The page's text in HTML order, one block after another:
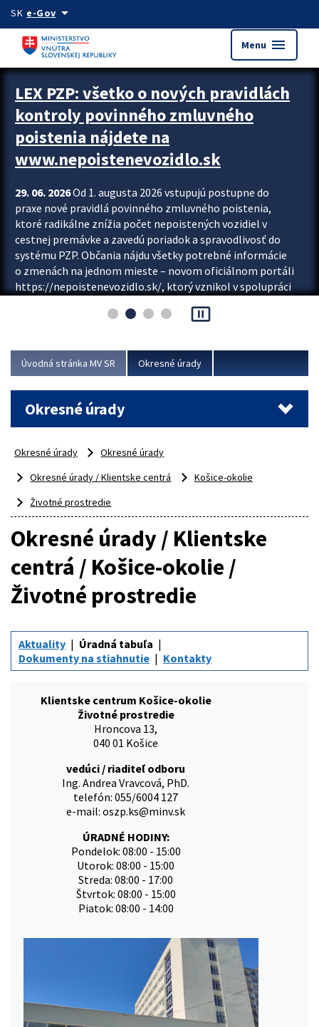
Preskocit na hlavný obsah
SK e-Govarrow_drop_down
Menu menu
Zastavit automatický posun upútavok
LEX PZP: všetko o nových pravidlách
kontroly povinného zmluvného
poistenia nájdete na
www.nepoistenevozidlo.sk
29. 06. 2026Od 1. augusta 2026 vstupujú postupne do
praxe nové pravidlá povinného zmluvného poistenia,
ktoré radikálne znížia počet nepoistených vozidiel v
cestnej premávke a zavedú poriadok a spravodlivosť do
systému PZP. Občania nájdu všetky potrebné informácie
o zmenách na jednom mieste – novom oficiálnom portáli
https://nepoistenevozidlo.sk/, ktorý vznikol v spolupráci
asociácie poisťovní (SLASPO) a Ministerstva vnútra SR.
Viac
pause_presentation
Úvodná stránka MV SR Okresné úrady
Okresné úrady
Okresné úrady
Okresné úrady
Okresné úrady / Klientske centrá
Košice-okolie
Životné prostredie
Okresné úrady / Klientske
centrá / Košice-okolie /
Životné prostredie
Aktuality
Úradná tabuľa
Dokumenty na stiahnutie
Kontakty
Klientske centrum Košice-okolie
Životné prostredie
Hroncova 13,
040 01 Košice
vedúci / riaditeľ odboru
Ing. Andrea Vravcová, PhD.
telefón: 055/6004 127
e-mail: oszp.ks@minv.sk
ÚRADNÉ HODINY:
Pondelok: 08:00 - 15:00
Utorok: 08:00 - 15:00
Streda: 08:00 - 17:00
Štvrtok: 08:00 - 15:00
Piatok: 08:00 - 14:00